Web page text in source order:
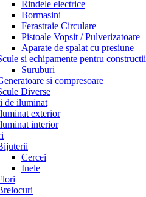
Rindele electrice
Bormasini
Ferastraie Circulare
Pistoale Vopsit / Pulverizatoare
Aparate de spalat cu presiune
si echipamente pentru constructii
Suruburi
si compresoare
Diverse
de iluminat
exterior
interior
Cercei
Inele